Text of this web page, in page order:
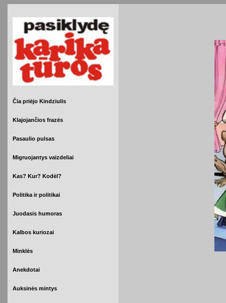
Čia priėjo Kindziulis
Klajojančios frazės
Pasaulio pulsas
Migruojantys vaizdeliai
Kas? Kur? Kodėl?
Politika ir politikai
Juodasis humoras
Kalbos kuriozai
Minklės
Anekdotai
Auksinės mintys